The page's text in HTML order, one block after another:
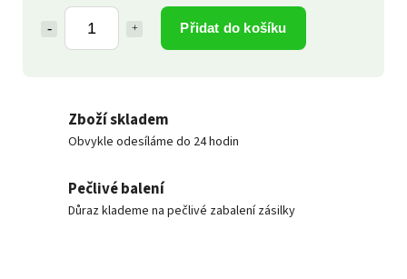
Přidat do košíku
Zboží skladem
Obvykle odesíláme do 24 hodin
Pečlivé balení
Důraz klademe na pečlivé zabalení zásilky